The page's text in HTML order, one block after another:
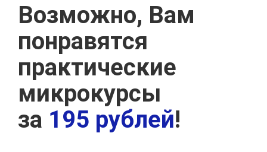
Возможно, Вам
понравятся
практические
микрокурсы
за 195 рублей!